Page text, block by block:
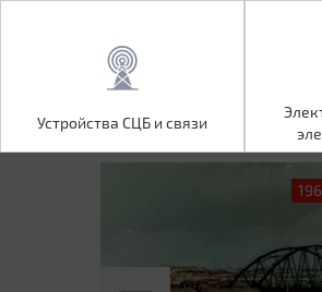
Устройства СЦБ и связи